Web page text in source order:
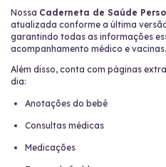
Nossa Caderneta de Saúde
atualizada conforme a última
garantindo todas as informações
acompanhamento médico e vacinas.
Além disso, conta com páginas
dia:
Anotações do bebê
Consultas médicas
Medicações